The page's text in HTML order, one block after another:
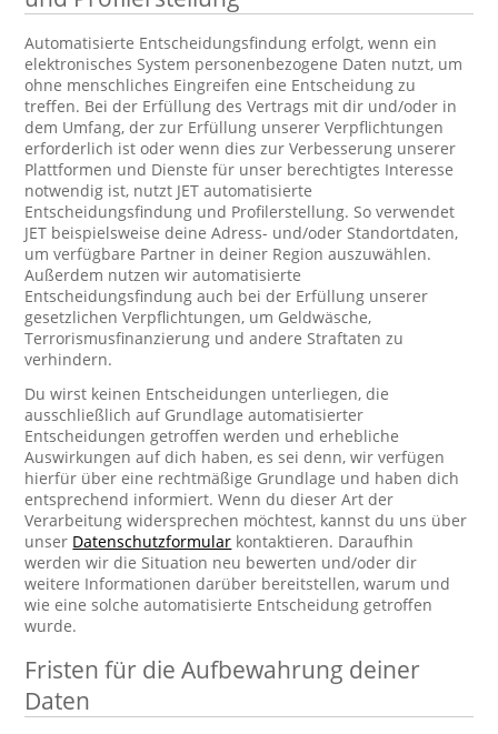
Automatisierte Entscheidungsfindung erfolgt, wenn ein
elektronisches System personenbezogene Daten nutzt, um
ohne menschliches Eingreifen eine Entscheidung zu
treffen. Bei der Erfüllung des Vertrags mit dir und/oder in
dem Umfang, der zur Erfüllung unserer Verpflichtungen
erforderlich ist oder wenn dies zur Verbesserung unserer
Plattformen und Dienste für unser berechtigtes Interesse
notwendig ist, nutzt JET automatisierte
Entscheidungsfindung und Profilerstellung. So verwendet
JET beispielsweise deine Adress- und/oder Standortdaten,
um verfügbare Partner in deiner Region auszuwählen.
Außerdem nutzen wir automatisierte
Entscheidungsfindung auch bei der Erfüllung unserer
gesetzlichen Verpflichtungen, um Geldwäsche,
Terrorismusfinanzierung und andere Straftaten zu
verhindern.
Du wirst keinen Entscheidungen unterliegen, die
ausschließlich auf Grundlage automatisierter
Entscheidungen getroffen werden und erhebliche
Auswirkungen auf dich haben, es sei denn, wir verfügen
hierfür über eine rechtmäßige Grundlage und haben dich
entsprechend informiert. Wenn du dieser Art der
Verarbeitung widersprechen möchtest, kannst du uns über
unser Datenschutzformular kontaktieren. Daraufhin
werden wir die Situation neu bewerten und/oder dir
weitere Informationen darüber bereitstellen, warum und
wie eine solche automatisierte Entscheidung getroffen
wurde.
Fristen für die Aufbewahrung deiner
Daten